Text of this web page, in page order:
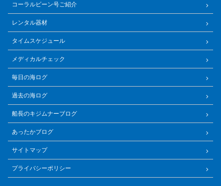
コーラルビーン号ご紹介
レンタル器材
タイムスケジュール
メディカルチェック
毎日の海ログ
過去の海ログ
船長のキジムナーブログ
あったかブログ
サイトマップ
プライバシーポリシー